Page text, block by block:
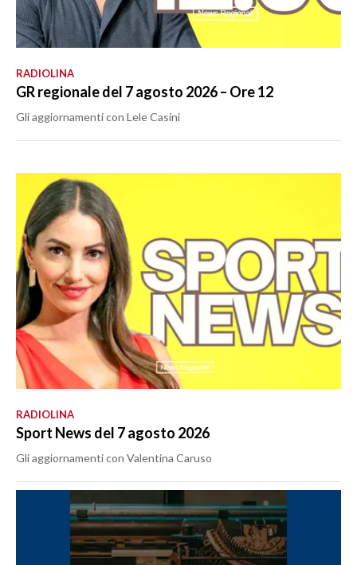
RADIOLINA
GR regionale del 7 agosto 2026 – Ore 12
Gli aggiornamenti con Lele Casini
RADIOLINA
Sport News del 7 agosto 2026
Gli aggiornamenti con Valentina Caruso